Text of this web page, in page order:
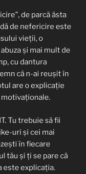
de parcă ăsta
de nefericire este
vieții, o
și mai mult de
cu dantura
că n-ai reușit în
are o explicație
motivaționale.
Tu trebuie să fii
uri și cei mai
în fiecare
tău și ți se pare că
este explicația.